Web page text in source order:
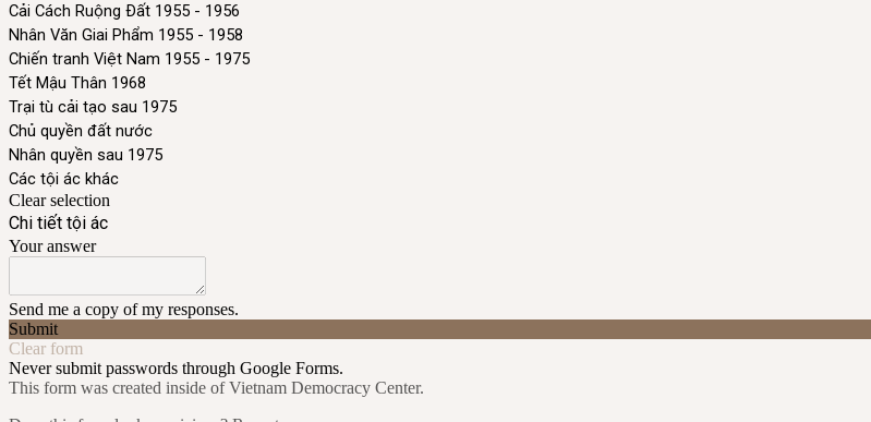
Cải Cách Ruộng Đất 1955 - 1956
Nhân Văn Giai Phẩm 1955 - 1958
Chiến tranh Việt Nam 1955 - 1975
Tết Mậu Thân 1968
Trại tù cải tạo sau 1975
Chủ quyền đất nước
Nhân quyền sau 1975
Các tội ác khác
Clear selection
Chi tiết tội ác
Your answer
Send me a copy of my responses.
Submit
Clear form
Never submit passwords through Google Forms.
This form was created inside of Vietnam Democracy Center.